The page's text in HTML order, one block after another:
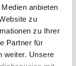
anbieten
zu
zu Ihrer
Partner für
weiter. Unsere
mit